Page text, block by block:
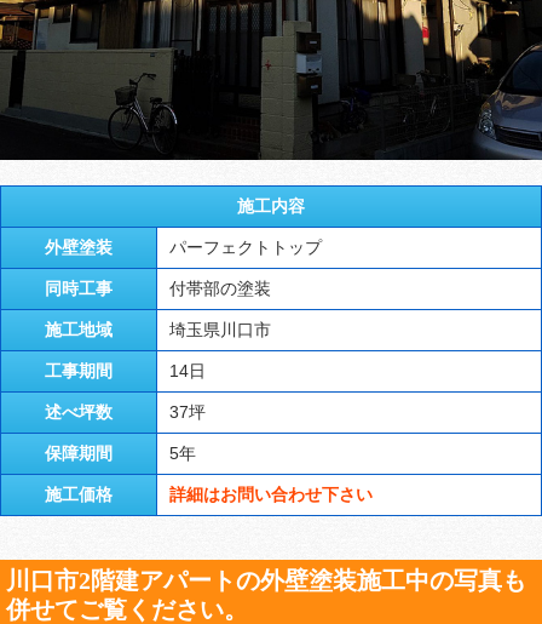
施工内容
外壁塗装 パーフェクトトップ
同時工事 付帯部の塗装
施工地域 埼玉県川口市
工事期間 14日
述べ坪数 37坪
保障期間 5年
施工価格 詳細はお問い合わせ下さい
川口市2階建アパートの外壁塗装施工中の写真も
併せてご覧ください。